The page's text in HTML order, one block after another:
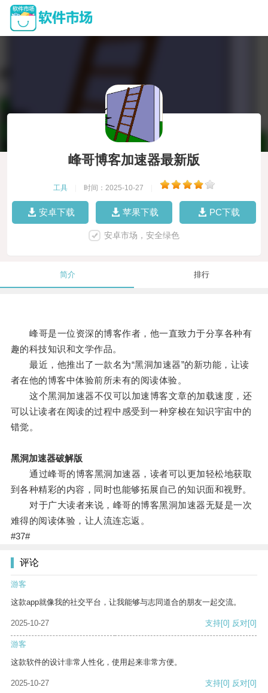
峰哥博客加速器最新版
工具 时间：2025-10-27
安卓下载 苹果下载 PC下载
安卓市场，安全绿色
简介 排行
峰哥是一位资深的博客作者，他一直致力于分享各种有
趣的科技知识和文学作品。
最近，他推出了一款名为“黑洞加速器”的新功能，让读
者在他的博客中体验前所未有的阅读体验。
这个黑洞加速器不仅可以加速博客文章的加载速度，还
可以让读者在阅读的过程中感受到一种穿梭在知识宇宙中的
错觉。
黑洞加速器破解版
通过峰哥的博客黑洞加速器，读者可以更加轻松地获取
到各种精彩的内容，同时也能够拓展自己的知识面和视野。
对于广大读者来说，峰哥的博客黑洞加速器无疑是一次
难得的阅读体验，让人流连忘返。
#37#
评论
游客
这款app就像我的社交平台，让我能够与志同道合的朋友一起交流。
2025-10-27 支持[0] 反对[0]
游客
这款软件的设计非常人性化，使用起来非常方便。
2025-10-27 支持[0] 反对[0]